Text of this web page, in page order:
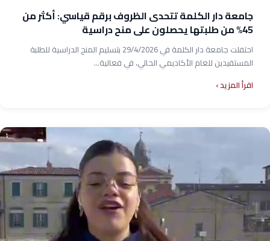
جامعة دار الكلمة تتحدى الظروف برقم قياسي: أكثر من
45% من طلبتها يحصلون على منح دراسية
احتفلت جامعة دار الكلمة في 29/4/2026 بتسليم المنح الدراسية للطلبة
المستفيدين للعام الأكاديمي الحالي، في فعالية...
اقرأ المزيد